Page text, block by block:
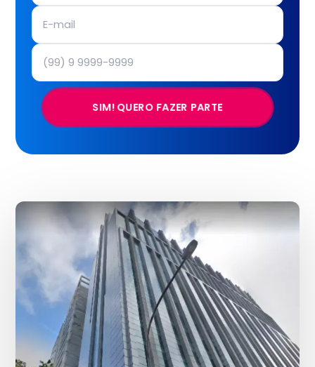
SIM! QUERO FAZER PARTE